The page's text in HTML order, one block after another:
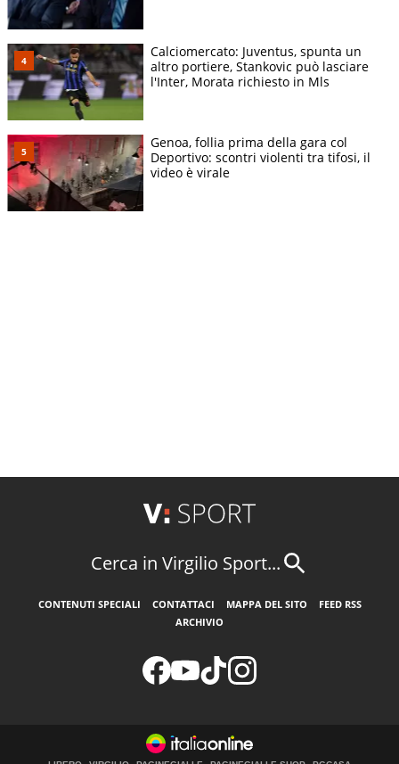
Calciomercato: Juventus, spunta un
altro portiere, Stankovic può lasciare
l'Inter, Morata richiesto in Mls
Genoa, follia prima della gara col
Deportivo: scontri violenti tra tifosi, il
video è virale
Cerca in Virgilio Sport...
CONTENUTI SPECIALI CONTATTACI MAPPA DEL SITO
FEED RSS
ARCHIVIO